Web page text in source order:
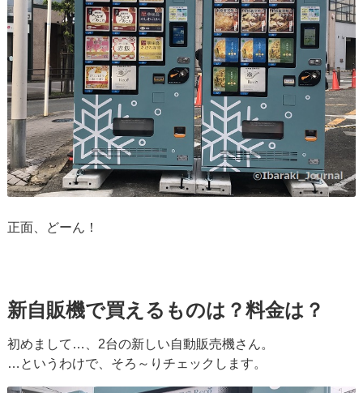
正面、どーん！
新自販機で買えるものは？料金は？
初めまして…、2台の新しい自動販売機さん。
…というわけで、そろ～りチェックします。